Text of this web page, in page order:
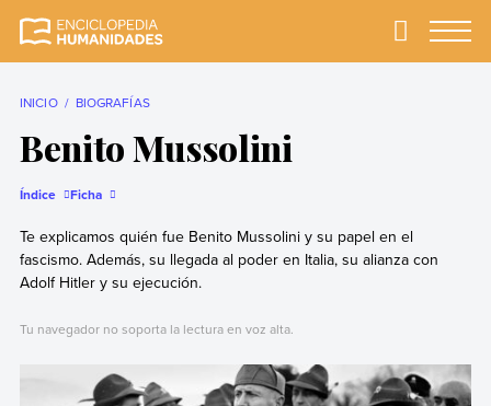
completa y más
Primary
INICIO BIOGRAFÍAS
Benito Mussolini
Índice Ficha
Te explicamos quién fue Benito Mussolini y su papel en el
fascismo. Además, su llegada al poder en Italia, su alianza con
Adolf Hitler y su ejecución.
Tu navegador no soporta la lectura en voz alta.